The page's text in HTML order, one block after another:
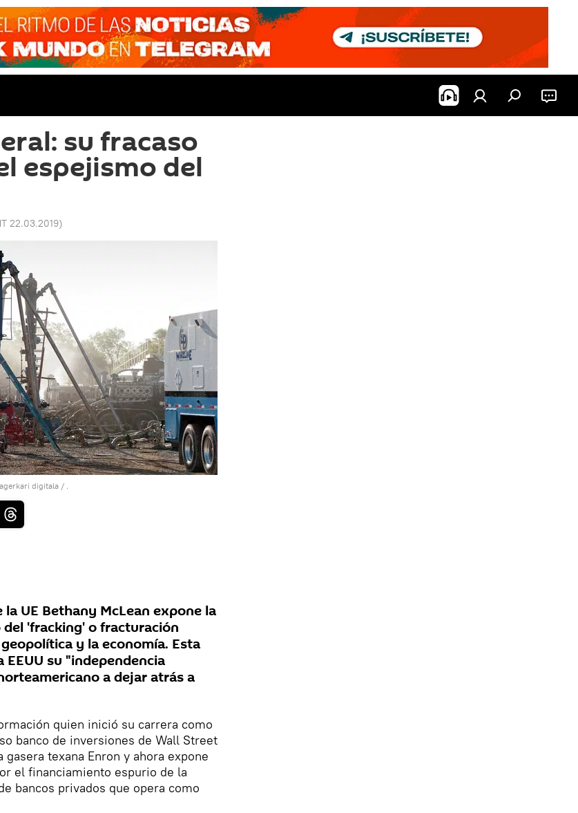
su fracaso
espejismo del
22.03.2019)
digitala / .
UE Bethany McLean expone la
'fracking' o fracturación
y la economía. Esta
su "independencia
a dejar atrás a
quien inició su carrera como
banco de inversiones de Wall Street
texana Enron y ahora expone
el financiamiento espurio de la
bancos privados que opera como